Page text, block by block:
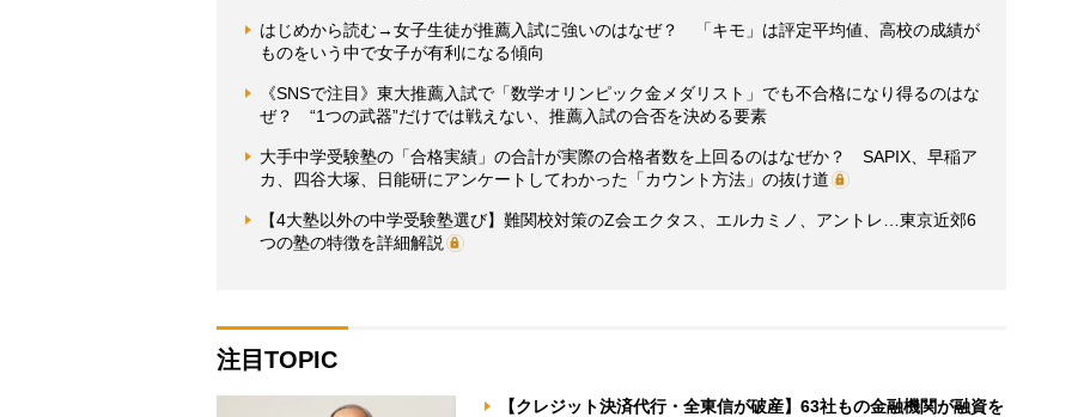
はじめから読む→女子生徒が推薦入試に強いのはなぜ？ 「キモ」は評定平均値、高校の成績が
ものをいう中で女子が有利になる傾向
《SNSで注目》東大推薦入試で「数学オリンピック金メダリスト」でも不合格になり得るのはな
ぜ？ “1つの武器”だけでは戦えない、推薦入試の合否を決める要素
大手中学受験塾の「合格実績」の合計が実際の合格者数を上回るのはなぜか？ SAPIX、早稲ア
カ、四谷大塚、日能研にアンケートしてわかった「カウント方法」の抜け道
【4大塾以外の中学受験塾選び】難関校対策のZ会エクタス、エルカミノ、アントレ…東京近郊6
つの塾の特徴を詳細解説
注目TOPIC
【クレジット決済代行・全東信が破産】63社もの金融機関が融資を